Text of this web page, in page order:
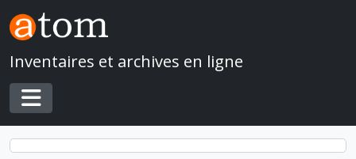
Skip to main content
Inventaires et archives en ligne
Toggle navigation